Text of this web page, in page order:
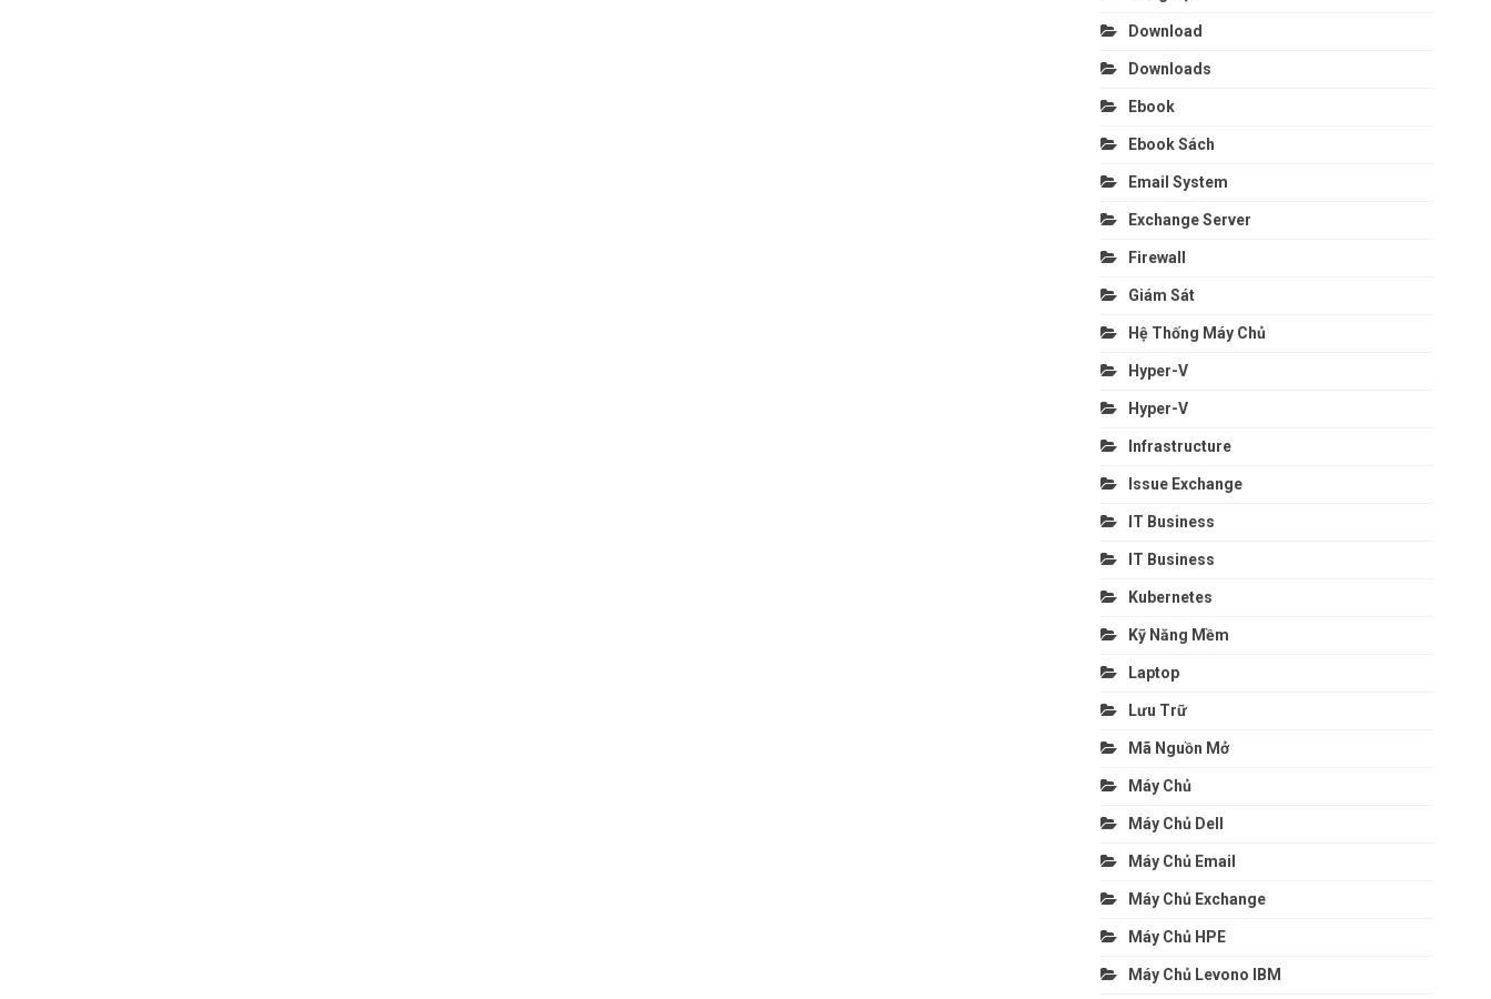
Download
Downloads
Ebook
Ebook Sách
Email System
Exchange Server
Firewall
Giám Sát
Hệ Thống Máy Chủ
Hyper-V
Hyper-V
Infrastructure
Issue Exchange
IT Business
IT Business
Kubernetes
Kỹ Năng Mềm
Laptop
Lưu Trữ
Mã Nguồn Mở
Máy Chủ
Máy Chủ Dell
Máy Chủ Email
Máy Chủ Exchange
Máy Chủ HPE
Máy Chủ Levono IBM